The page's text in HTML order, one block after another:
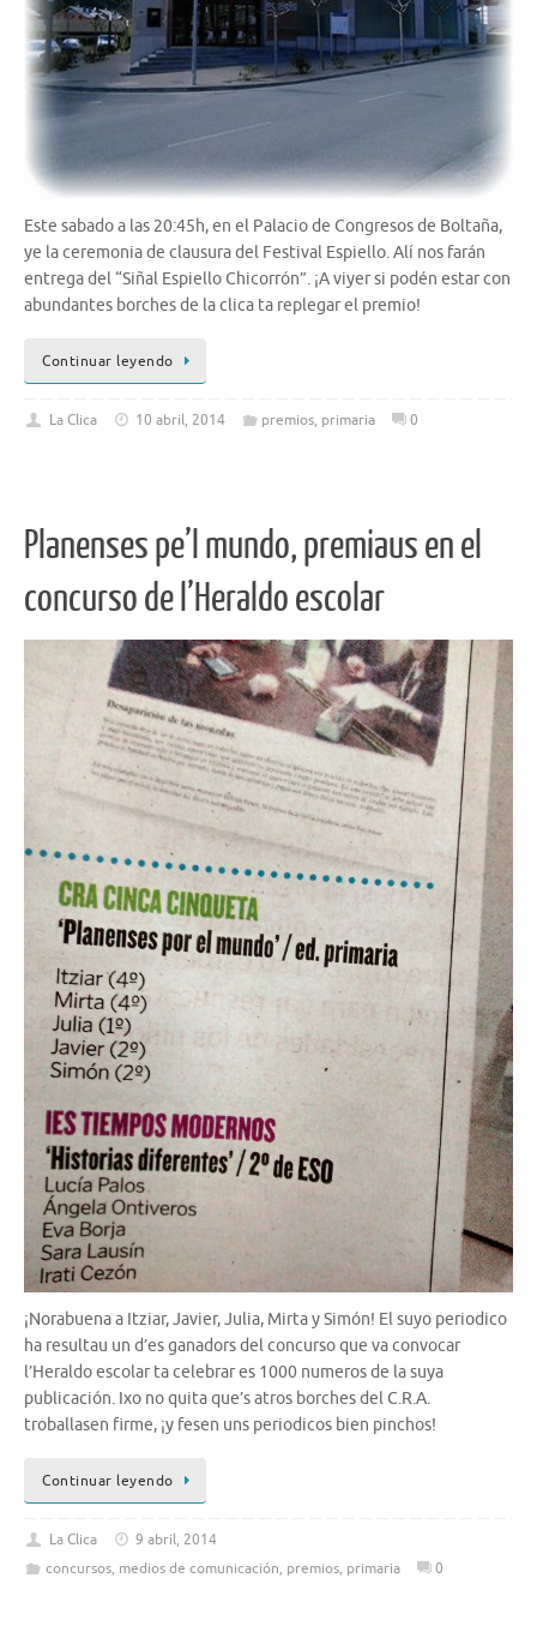
Este sabado a las 20:45h, en el Palacio de Congresos de Boltaña,
ye la ceremonia de clausura del Festival Espiello. Alí nos farán
entrega del “Siñal Espiello Chicorrón”. ¡A viyer si podén estar con
abundantes borches de la clica ta replegar el premio!
Continuar leyendo
La Clica 10 abril, 2014 premios, primaria 0
Planenses pe’l mundo, premiaus en el
concurso de l’Heraldo escolar
¡Norabuena a Itziar, Javier, Julia, Mirta y Simón! El suyo periodico
ha resultau un d’es ganadors del concurso que va convocar
l’Heraldo escolar ta celebrar es 1000 numeros de la suya
publicación. Ixo no quita que’s atros borches del C.R.A.
troballasen firme, ¡y fesen uns periodicos bien pinchos!
Continuar leyendo
La Clica
9 abril, 2014
concursos, medios de comunicación, premios, primaria 0